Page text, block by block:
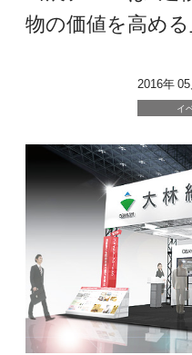
物の価値を高める
2016年
イ